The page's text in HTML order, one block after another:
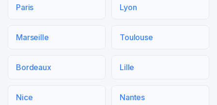
Paris Lyon
Marseille Toulouse
Bordeaux Lille
Nice Nantes